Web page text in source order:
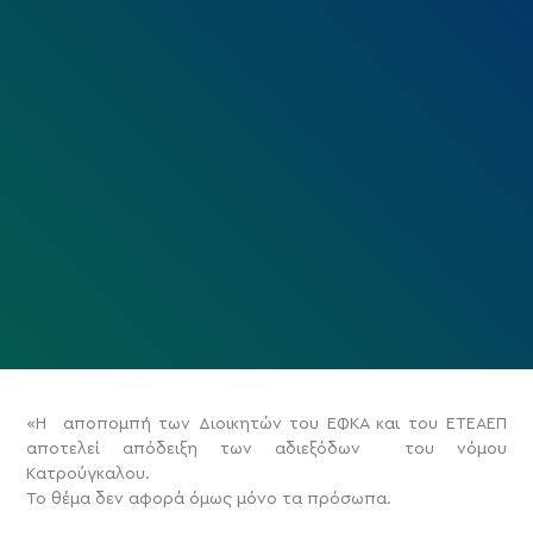
«Η αποπομπή των Διοικητών του ΕΦΚΑ και του ΕΤΕΑΕΠ
αποτελεί απόδειξη των αδιεξόδων του νόμου
Κατρούγκαλου.
Το θέμα δεν αφορά όμως μόνο τα πρόσωπα.